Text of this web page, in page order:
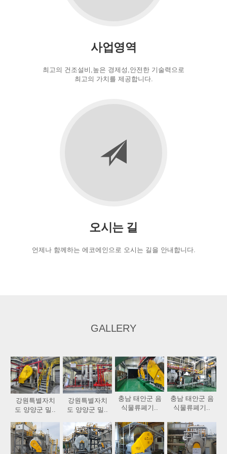
사업영역
최고의 건조설비,높은 경제성,안전한 기술력으로
최고의 가치를 제공합니다.
오시는 길
언제나 함께하는 에코에인으로 오시는 길을 안내합니다.
GALLERY
강원특별자치
도 양양군 밀..
강원특별자치
도 양양군 밀..
충남 태안군 음
식물류폐기..
충남 태안군 음
식물류폐기..